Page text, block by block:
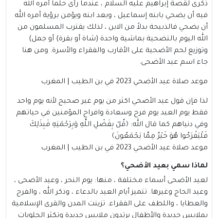
ذكرى لقصة إبراهيم عليه السلام ، عندما رأى حلما أمره الله
فيه أن يضحي بابنه إسماعيل ، وبعد ابنه ويؤمن برؤية أمره الله
أن يضحي فالذبيحة بدلاً من الابن ، لذلك يقترب المسلمون من
الله اليوم بالتضحية بماشية واحدة (شاة أو بقرة) أو جمل)
وتوزيع لحم الأضحية على الأقارب والفقراء والأسرة. ومن هنا
جاء اسم عيد الأضحى.
موعد صلاة عيد الأضحي 2023 في بن الطيب | المغرب
لذا فإن قول عيد الأضحي اكثر من يوم غير صحيح لأنه يوم واحد
فقط يوم العيد يوم فرح وسعادة وافراح المؤمنين في حياتهم
وفي دنياهم كما قال الله: ﴿قُلْ بِفَضْلِ اللَّهِ وَبِرَحْمَتِهِ فَبِذَلِكَ
فَلْيَفْرَحُوا هُوَ خَيْرٌ مِمَّا يَجْمَعُونَ﴾
موعد صلاة عيد الأضحي 2023 في بن الطيب | المغرب
لماذا سمي بعيد الأضحي؟
لعيد الأضحى أسماء مختلفة ، منها: يوم النحر ، وعيد الأضحى ،
وعيد الحاج وغيرها. تتميز أيام العيد بالدعاء ، وذكر الله ، والفرح
والعطايا ، واللطف على الفقراء. تزينت المدن والقرى الإسلامية
بملابس جديدة والأطفال يرتدون ملابس جديدة وتكثر الحلويات